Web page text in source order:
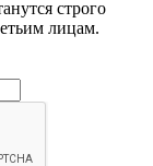
строго
лицам.